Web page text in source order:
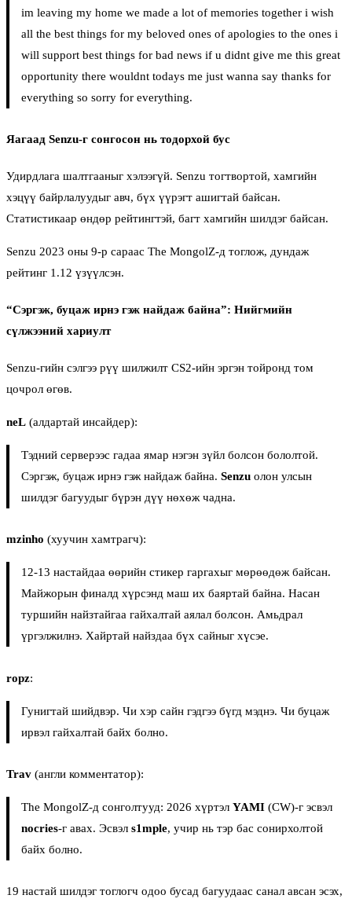
im leaving my home we made a lot of memories together i wish
all the best things for my beloved ones of apologies to the ones i
will support best things for bad news if u didnt give me this great
opportunity there wouldnt todays me just wanna say thanks for
everything so sorry for everything.
Яагаад Senzu-г сонгосон нь тодорхой бус
Удирдлага шалтгааныг хэлээгүй. Senzu тогтвортой, хамгийн
хэцүү байрлалуудыг авч, бүх үүрэгт ашигтай байсан.
Статистикаар өндөр рейтингтэй, багт хамгийн шилдэг байсан.
Senzu 2023 оны 9-р сараас The MongolZ-д тоглож, дундаж
рейтинг 1.12 үзүүлсэн.
“Сэргэж, буцаж ирнэ гэж найдаж байна”: Нийгмийн
сүлжээний хариулт
Senzu-гийн сэлгээ рүү шилжилт CS2-ийн эргэн тойронд том
цочрол өгөв.
neL (алдартай инсайдер):
Тэдний серверээс гадаа ямар нэгэн зүйл болсон бололтой.
Сэргэж, буцаж ирнэ гэж найдаж байна. Senzuолон улсын
шилдэг багуудыг бүрэн дүү нөхөж чадна.
mzinho (хуучин хамтрагч):
12-13 настайдаа өөрийн стикер гаргахыг мөрөөдөж байсан.
Майжорын финалд хүрсэнд маш их баяртай байна. Насан
туршийн найзтайгаа гайхалтай аялал болсон. Амьдрал
үргэлжилнэ. Хайртай найздаа бүх сайныг хүсэе.
ropz:
Гунигтай шийдвэр. Чи хэр сайн гэдгээ бүгд мэднэ. Чи буцаж
ирвэл гайхалтай байх болно.
Trav (англи комментатор):
The MongolZ-д сонголтууд: 2026 хүртэл YAMI(CW)-г эсвэл
nocries-г авах. Эсвэл s1mple, учир нь тэр бас сонирхолтой
байх болно.
19 настай шилдэг тоглогч одоо бусад багуудаас санал авсан эсэх,